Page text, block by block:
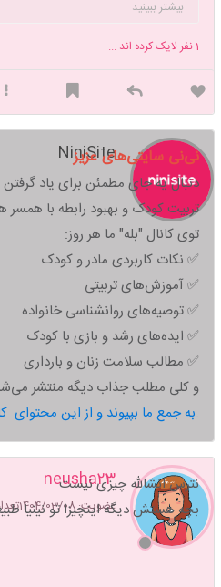
هم به خداستبیشتر ببینید
1نفر لایک کرده اند ...
NiniSite
نی‌نی سایتی‌های عزیز
دنبال یه جای مطمئن برای یاد گرفتن
تربیت کودک و بهبود رابطه با
توی کانال "بله" ما هر روز:
✅ نکات کاربردی مادر و کودک
✅ آموزش‌های تربیتی
✅ توصیه‌های روانشناسی خانواده
✅ ایده‌های رشد و بازی با کودک
✅ مطالب سلامت زنان و بارداری
و کلی مطلب جذاب دیگه منتشر
به جمع ما بپیوند و از این محتوای کاربردی استفاده کن.
neusha23
عضویت: 1404/03/08
نترس انشالله چیزی نیست
بچه هستش دیگه اینچیزا تو نینیا